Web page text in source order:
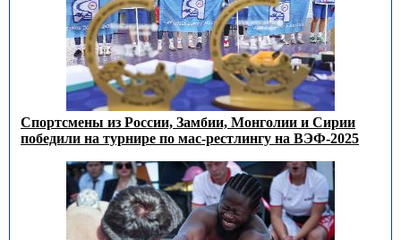
Спортсмены из России, Замбии, Монголии и Сирии
победили на турнире по мас-рестлингу на ВЭФ-2025